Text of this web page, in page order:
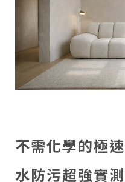
不需化學的極
水防污超強實測